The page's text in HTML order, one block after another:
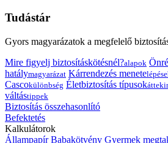
Tudástár
Gyors magyarázatok a megfelelő
Mire figyelj biztosításkötésnél?alapok
hatálymagyarázat Kárrendezés menete
Cascokülönbség Életbiztosítás típusok
váltástippek
Biztosítás összehasonlító
Befektetés
Kalkulátorok
Állampapír Babakötvény Gyermek